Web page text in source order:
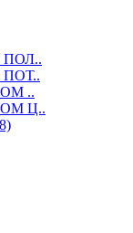
..
Ц..